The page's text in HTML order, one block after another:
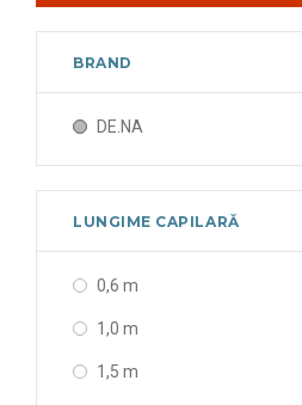
BRAND
DE.NA
LUNGIME CAPILARĂ
0,6 m
1,0 m
1,5 m